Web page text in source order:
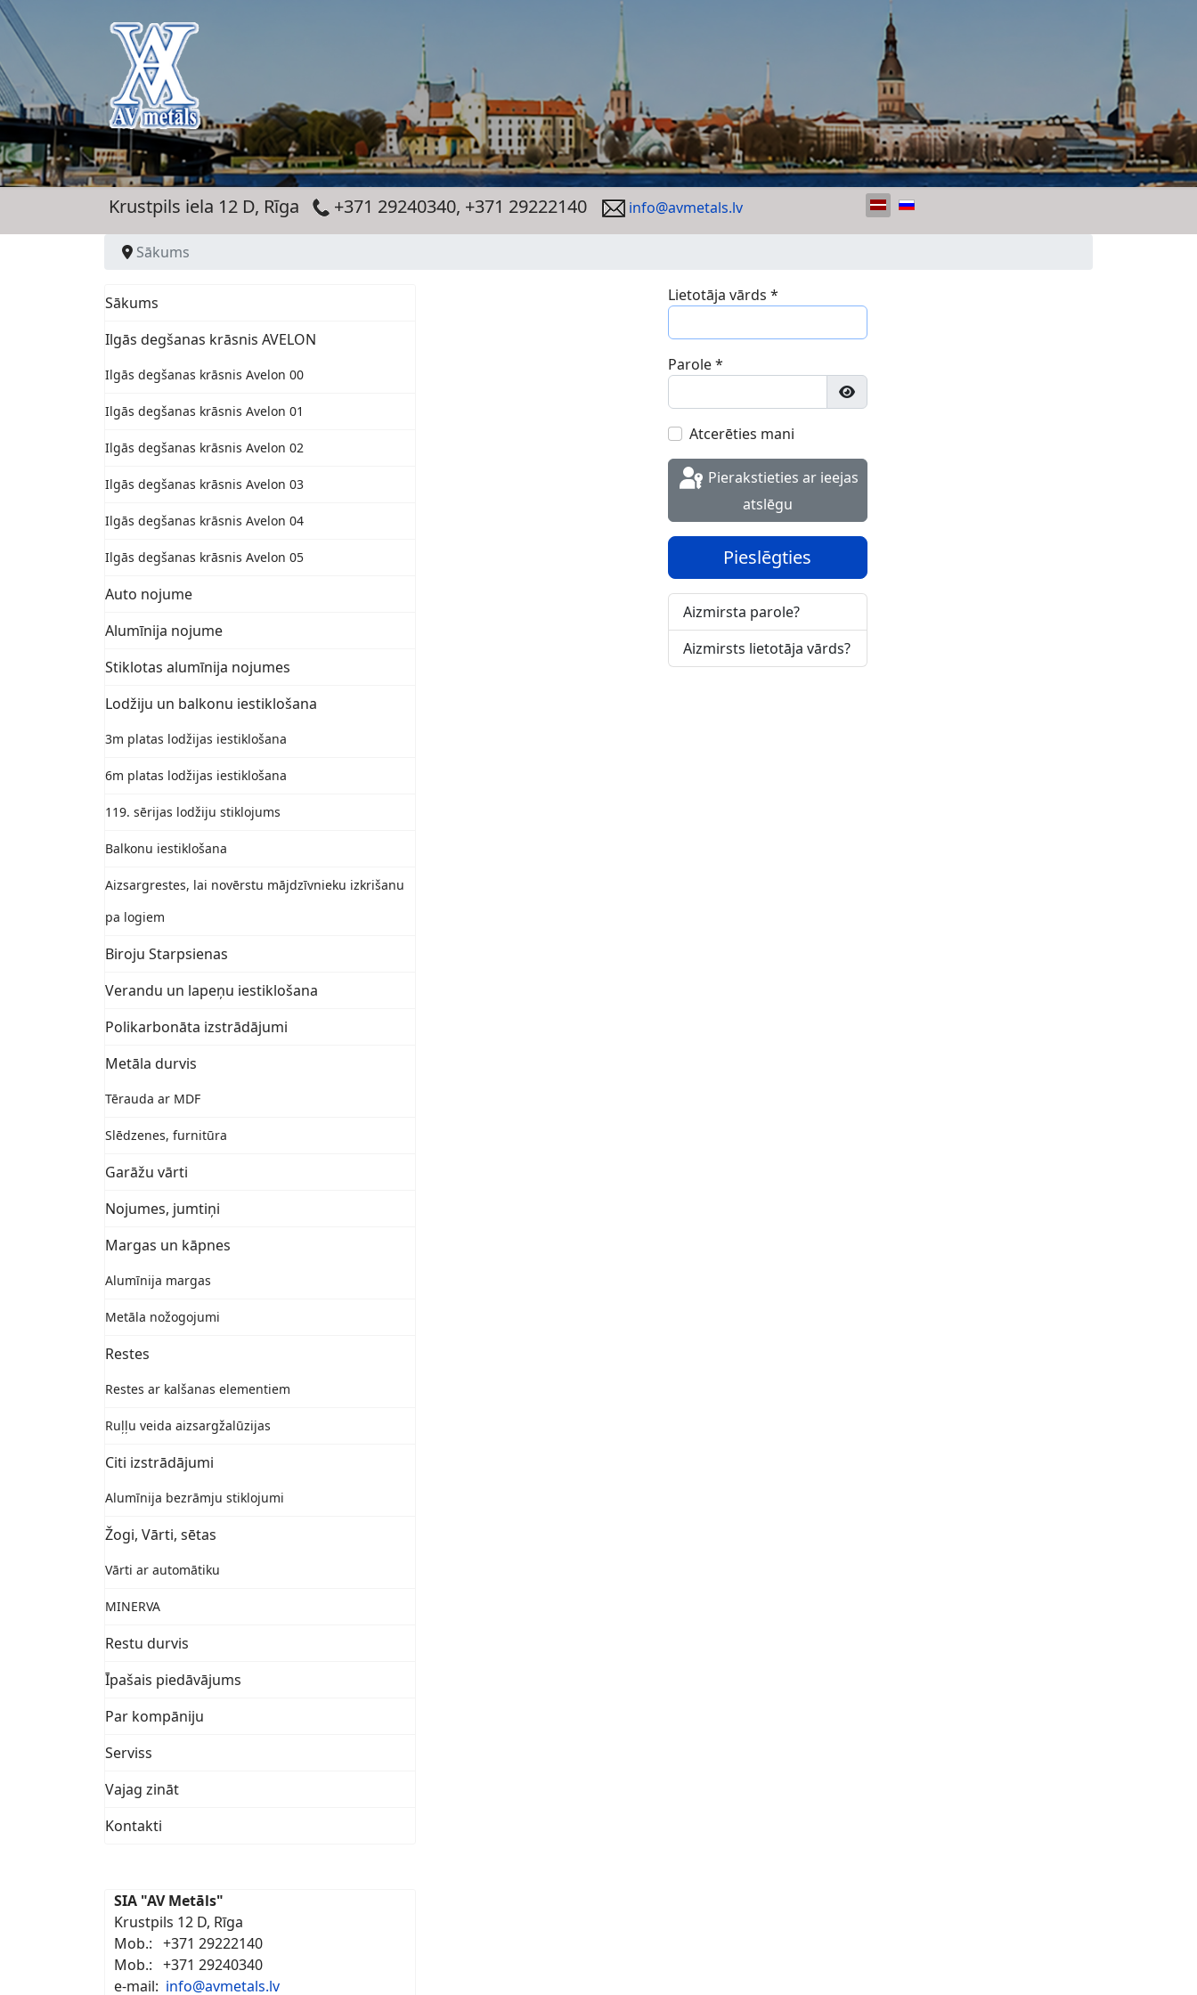
Krustpils iela 12 D, Rīga +371 29240340, +371 29222140 info@avmetals.lv Izvēlieties valodu
Sākums
Sākums
Ilgās degšanas krāsnis AVELON
Ilgās degšanas krāsnis Avelon 00
Ilgās degšanas krāsnis Avelon 01
Ilgās degšanas krāsnis Avelon 02
Ilgās degšanas krāsnis Avelon 03
Ilgās degšanas krāsnis Avelon 04
Ilgās degšanas krāsnis Avelon 05
Auto nojume
Alumīnija nojume
Stiklotas alumīnija nojumes
Lodžiju un balkonu iestiklošana
3m platas lodžijas iestiklošana
6m platas lodžijas iestiklošana
119. sērijas lodžiju stiklojums
Balkonu iestiklošana
Aizsargrestes, lai novērstu mājdzīvnieku izkrišanu
pa logiem
Biroju Starpsienas
Verandu un lapeņu iestiklošana
Polikarbonāta izstrādājumi
Metāla durvis
Tērauda ar MDF
Slēdzenes, furnitūra
Garāžu vārti
Nojumes, jumtiņi
Margas un kāpnes
Alumīnija margas
Metāla nožogojumi
Restes
Restes ar kalšanas elementiem
Ruļļu veida aizsargžalūzijas
Citi izstrādājumi
Alumīnija bezrāmju stiklojumi
Žogi, Vārti, sētas
Vārti ar automātiku
MINERVA
Restu durvis
Īpašais piedāvājums
Par kompāniju
Serviss
Vajag zināt
Kontakti
SIA "AV Metāls"
Krustpils 12 D, Rīga
Mob.: +371 29222140
Mob.: +371 29240340
e-mail: info@avmetals.lv
Lietotāja vārds *
Parole*
Rādīt paroli
Atcerēties mani
atslēgu
Pieslēgties
Aizmirsta parole?
Aizmirsts lietotāja vārds?